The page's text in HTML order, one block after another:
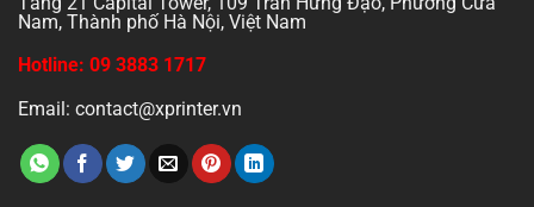
Nam, Thành phố Hà Nội, Việt Nam
Hotline: 09 3883 1717
Email: contact@xprinter.vn